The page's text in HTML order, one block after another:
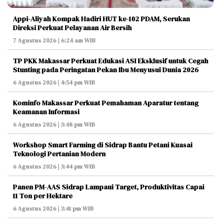
Appi-Aliyah Kompak Hadiri HUT ke-102 PDAM, Serukan
Direksi Perkuat Pelayanan Air Bersih
7 Agustus 2026 | 6:24 am WIB
TP PKK Makassar Perkuat Edukasi ASI Eksklusif untuk Cegah
Stunting pada Peringatan Pekan Ibu Menyusui Dunia 2026
6 Agustus 2026 | 4:54 pm WIB
Kominfo Makassar Perkuat Pemahaman Aparatur tentang
Keamanan Informasi
6 Agustus 2026 | 3:48 pm WIB
Workshop Smart Farming di Sidrap Bantu Petani Kuasai
Teknologi Pertanian Modern
6 Agustus 2026 | 3:44 pm WIB
Panen PM-AAS Sidrap Lampaui Target, Produktivitas Capai
11 Ton per Hektare
6 Agustus 2026 | 3:41 pm WIB